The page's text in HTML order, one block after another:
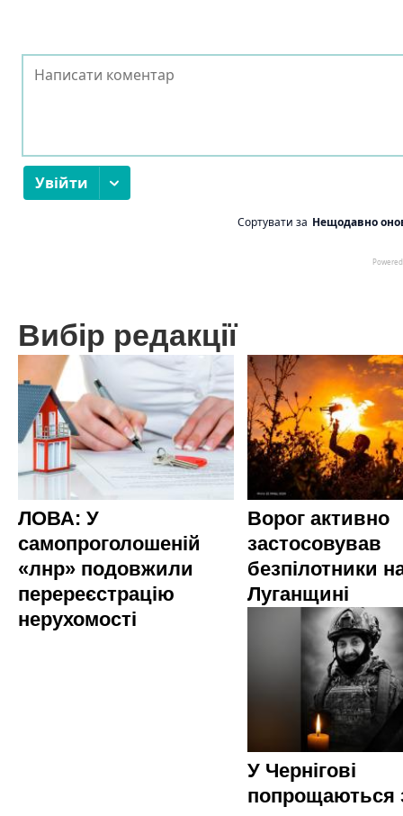
Вибір редакції
ЛОВА: У
самопроголошеній
«лнр» подовжили
перереєстрацію
нерухомості
Ворог активно
застосовував
безпілотники
Луганщині
У Чернігові
попрощаються